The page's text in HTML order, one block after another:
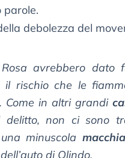
parole.
debolezza del
avrebbero dato
il rischio che le
Come in altri grandi
delitto, non ci sono
una minuscola
dell’auto di Olindo.